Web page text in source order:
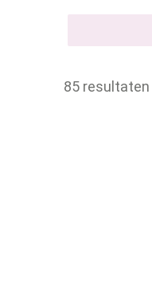
85 resultaten